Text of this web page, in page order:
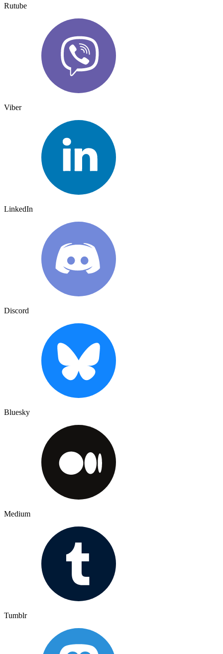
Rutube
Viber
LinkedIn
Discord
Bluesky
Medium
Tumblr